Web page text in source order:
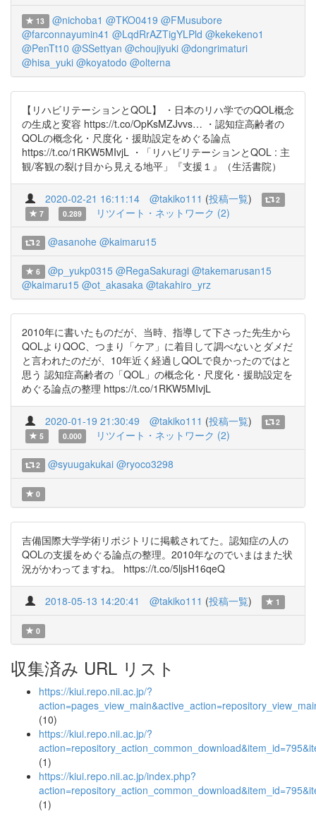
13 @nichoba1 @TKO0419 @FMusubore
@farconnayumin41 @LqdRrAZTigYLPld @kekekeno1
@PenTt10 @SSettyan @choujiyuki @dongrimaturi
@hisa_yuki @koyatodo @olterna
【リハビリテーションとQOL】 ・日本のリハ学でのQOL概念
の生成と変容 https://t.co/OpKsMZJvvs… ・認知症高齢者の
QOLの概念化・尺度化・援助設定をめぐる論点
https://t.co/1RKW5MIvjL ・「リハビリテーションとQOL : 主
観/客観の裂け目から見える地平」『支援１』（生活書院）
2020-02-21 16:11:14 @takiko111 (投稿一覧)
2
7
0.289 リツイート・ネットワーク (2)
2 @asanohe @kaimaru15
6 @p_yukp0315 @RegaSakuragi @takemarusan15
@kaimaru15 @ot_akasaka @takahiro_yrz
2010年に書いたものだが、当時、指導して下さった先生から
QOLよりQOC、つまり「ケア」に着目して調べないとダメだ
と言われたのだが、10年近く経過しQOLで良かったのではと
思う 認知症高齢者の「QOL」の概念化・尺度化・援助設定を
めぐる論点の整理 https://t.co/1RKW5MIvjL
2020-01-19 21:30:49 @takiko111 (投稿一覧)
2
5
0.000 リツイート・ネットワーク (2)
2 @syuugakukai @ryoco3298
0
吉備国際大学学術リポジトリに掲載されてた。認知症の人の
QOLの支援をめぐる論点の整理。2010年なのでいまはまた状
況がかわってますね。 https://t.co/5ljsH16qeQ
2018-05-13 14:20:41 @takiko111 (投稿一覧) 1
0
収集済み URL リスト
https://kiui.repo.nii.ac.jp/?
(10)
https://kiui.repo.nii.ac.jp/?
(1)
https://kiui.repo.nii.ac.jp/index.php?
(1)